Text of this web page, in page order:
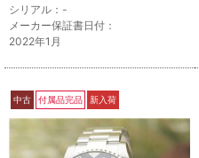
シリアル：-
メーカー保証書日付：
2022年1月
中古 付属品完品 新入荷